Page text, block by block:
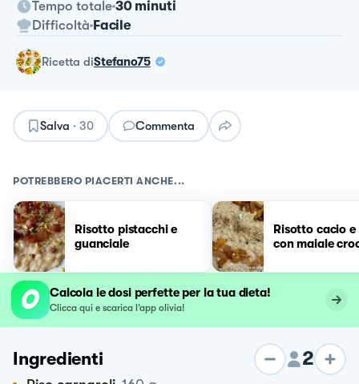
Tempo totale 30 minuti
Difficoltà Facile
ricetta diStefano75
Salva · 30 Commenta
POTREBBERO PIACERTI ANCHE...
Risotto pistacchi e
guanciale
Risotto cacio e
con maiale
Calcola le dosi perfette per la tua dieta!
Clicca qui e scarica l’app olivia!
Ingredienti 2